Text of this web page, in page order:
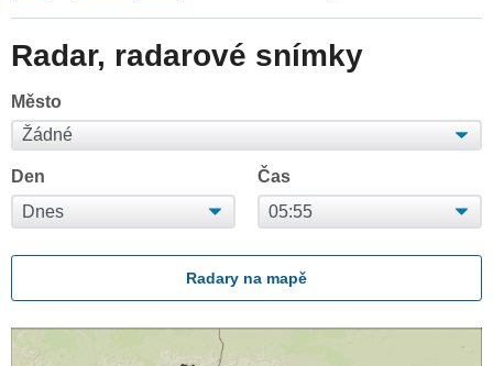
Radar, radarové snímky
Město
Den Čas
Radary na mapě